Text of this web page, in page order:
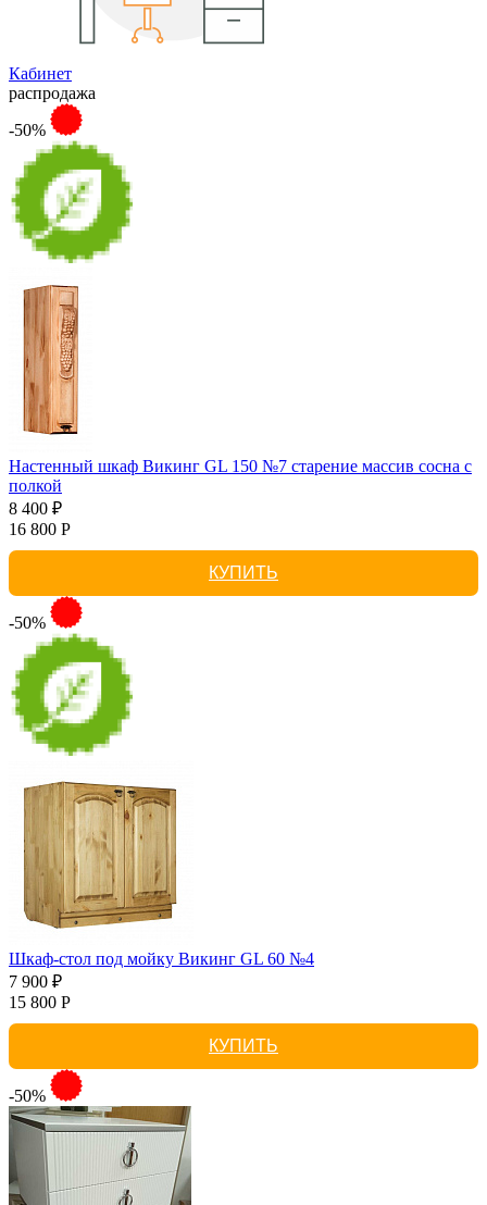
Кабинет
распродажа
-50%
Настенный шкаф Викинг GL 150 №7 старение массив сосна с
полкой
8 400 ₽
16 800 Р
КУПИТЬ
-50%
Шкаф-стол под мойку Викинг GL 60 №4
7 900 ₽
15 800 Р
КУПИТЬ
-50%